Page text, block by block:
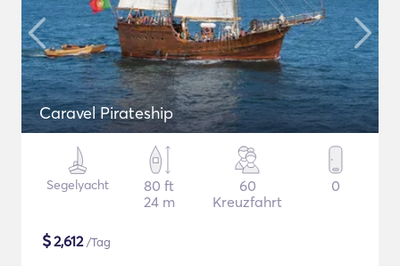
Caravel Pirateship
Segelyacht
80 ft
24 m
60
Kreuzfahrt
0
$2,612/Tag